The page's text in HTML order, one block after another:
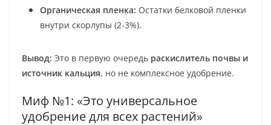
Органическая пленка: Остатки белковой пленки
внутри скорлупы (2-3%).
Вывод: Это в первую очередь раскислитель почвы и
источник кальция, но не комплексное удобрение.
Миф №1: «Это универсальное
удобрение для всех растений»